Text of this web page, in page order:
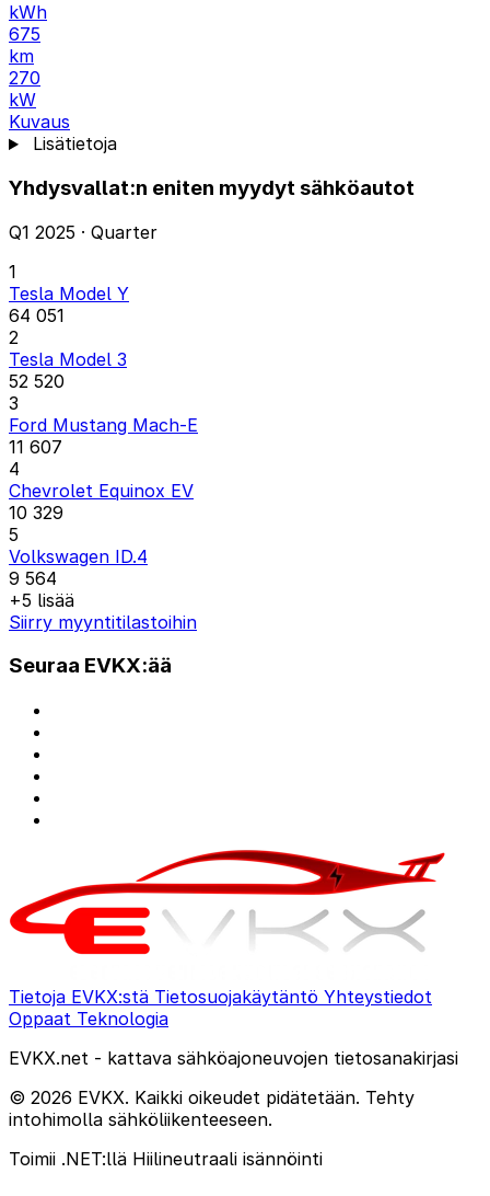
kWh
675
km
270
kW
Kuvaus
Lisätietoja
Yhdysvallat:n eniten myydyt sähköautot
Q1 2025 · Quarter
1
Tesla Model Y
64 051
2
Tesla Model 3
52 520
3
Ford Mustang Mach-E
11 607
4
Chevrolet Equinox EV
10 329
5
Volkswagen ID.4
9 564
+5 lisää
Siirry myyntitilastoihin
Seuraa EVKX:ää
Tietoja EVKX:stä Tietosuojakäytäntö Yhteystiedot
Oppaat Teknologia
EVKX.net - kattava sähköajoneuvojen tietosanakirjasi
© 2026 EVKX. Kaikki oikeudet pidätetään. Tehty
intohimolla sähköliikenteeseen.
Toimii .NET:llä Hiilineutraali isännöinti